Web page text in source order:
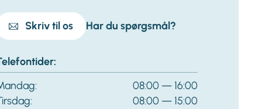
Skriv til os Har du spørgsmål?
08:00 — 16:00
08:00 — 15:00